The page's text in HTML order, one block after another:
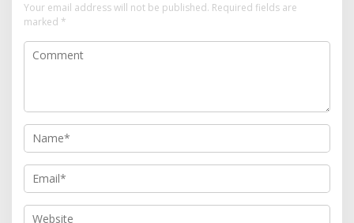
Your email address will not be published. Required fields are
marked *